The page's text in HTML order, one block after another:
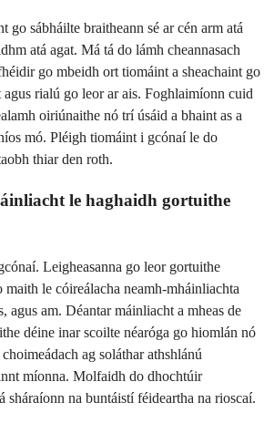
go sábháilte braitheann sé ar cén arm atá
atá agat. Má tá do lámh cheannasach
go mbeidh ort tiomáint a sheachaint go
rialú go leor ar ais. Foghlaimíonn cuid
oiriúnaithe nó trí úsáid a bhaint as a
mó. Pléigh tiomáint i gcónaí le do
thiar den roth.
le haghaidh gortuithe
Leigheasanna go leor gortuithe
maith le cóireálacha neamh-mháinliachta
agus am. Déantar máinliacht a mheas de
déine inar scoilte néaróga go hiomlán nó
ag soláthar athshlánú
míonna. Molfaidh do dhochtúir
sháraíonn na buntáistí féideartha na rioscaí.